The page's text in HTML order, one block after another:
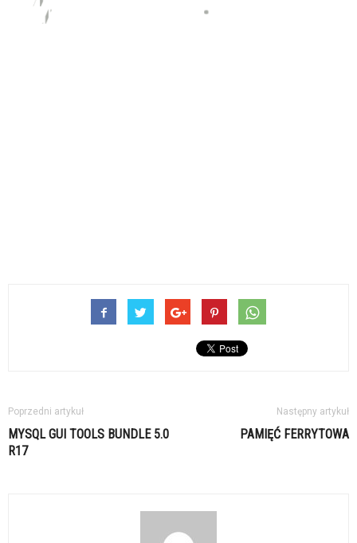
Poprzedni artykuł
MYSQL GUI TOOLS BUNDLE 5.0
R17
Następny artykuł
PAMIĘĆ FERRYTOWA